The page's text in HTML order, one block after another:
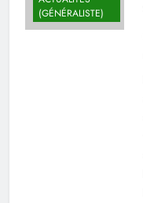
(GÉNÉRALISTE)